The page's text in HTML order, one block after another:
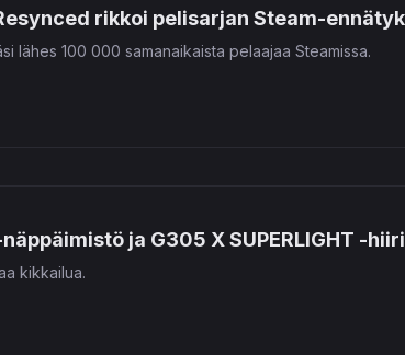
rikkoi pelisarjan Steam-
lähes 100 000 samanaikaista pelaajaa Steamissa.
ja G305 X SUPERLIGHT -hiiri
kikkailua.